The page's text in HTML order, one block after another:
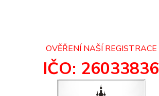
OVĚŘENÍ NAŠÍ REGISTRACE
IČO: 26033836